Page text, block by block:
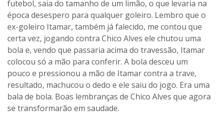
futebol, saia do tamanho de um limão, o que levaria na
época desespero para qualquer goleiro. Lembro que o
ex-goleiro Itamar, também já falecido, me contou que
certa vez, jogando contra Chico Alves ele chutou uma
bola e, vendo que passaria acima do travessão, Itamar
colocou só a mão para conferir. A bola desceu um
pouco e pressionou a mão de Itamar contra a trave,
resultado, machucou o dedo e ele saiu do jogo. Era uma
bala de bola. Boas lembranças de Chico Alves que agora
se transformarão em saudade.